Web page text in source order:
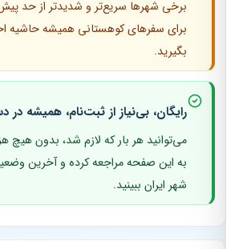
برخی شهرها سریع‌تر و شدیدتر از حد پیش‌بینی
برای سفرهای کوهستانی همیشه حاشیه
بگیرید.
رایگان، بی‌نیاز از ثبت‌نام، همیشه در
می‌توانید هر بار که لازم شد، بدون هیچ
به این صفحه مراجعه کرده و آخرین وضعیت
شهر ایران ببینید.